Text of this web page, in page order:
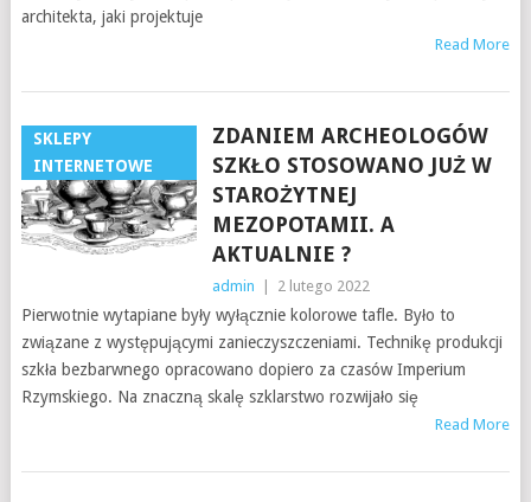
architekta, jaki projektuje
Read More
SKLEPY
INTERNETOWE
ZDANIEM ARCHEOLOGÓW
SZKŁO STOSOWANO JUŻ W
STAROŻYTNEJ
MEZOPOTAMII. A
AKTUALNIE ?
admin 2 lutego 2022
Pierwotnie wytapiane były wyłącznie kolorowe tafle. Było to
związane z występującymi zanieczyszczeniami. Technikę produkcji
szkła bezbarwnego opracowano dopiero za czasów Imperium
Rzymskiego. Na znaczną skalę szklarstwo rozwijało się
Read More